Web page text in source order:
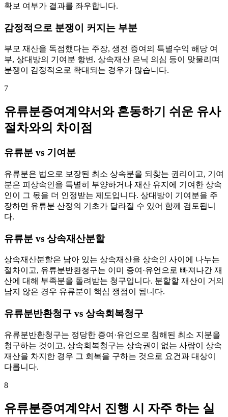
확보 여부가 결과를 좌우합니다.
감정적으로 분쟁이 커지는 부분
부모 재산을 독점했다는 주장, 생전 증여의 특별수익 해당 여
부, 상대방의 기여분 항변, 상속재산 은닉 의심 등이 맞물리며
분쟁이 감정적으로 확대되는 경우가 많습니다.
7
유류분증여계약서와 혼동하기 쉬운 유사
절차와의 차이점
유류분 vs 기여분
유류분은 법으로 보장된 최소 상속분을 되찾는 권리이고, 기여
분은 피상속인을 특별히 부양하거나 재산 유지에 기여한 상속
인이 그 몫을 더 인정받는 제도입니다. 상대방이 기여분을 주
장하면 유류분 산정의 기초가 달라질 수 있어 함께 검토됩니
다.
유류분 vs 상속재산분할
상속재산분할은 남아 있는 상속재산을 상속인 사이에 나누는
절차이고, 유류분반환청구는 이미 증여·유언으로 빠져나간 재
산에 대해 부족분을 돌려받는 청구입니다. 분할할 재산이 거의
남지 않은 경우 유류분이 핵심 쟁점이 됩니다.
유류분반환청구 vs 상속회복청구
유류분반환청구는 정당한 증여·유언으로 침해된 최소 지분을
청구하는 것이고, 상속회복청구는 상속권이 없는 사람이 상속
재산을 차지한 경우 그 회복을 구하는 것으로 요건과 대상이
다릅니다.
8
유류분증여계약서 진행 시 자주 하는 실